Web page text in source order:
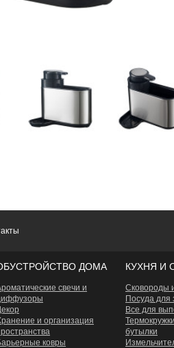
ДОМА
свечи и
и организация
ковры
КУХНЯ И
Сковороды
Посуда для
Все для
бутылки